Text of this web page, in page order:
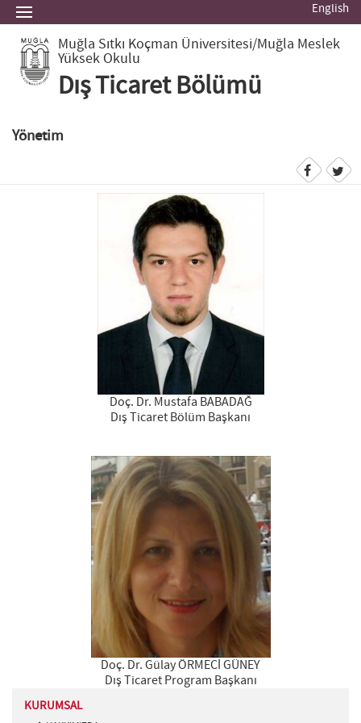
English
Muğla Sıtkı Koçman Üniversitesi/Muğla Meslek
Yüksek Okulu
Dış Ticaret Bölümü
Yönetim
Doç. Dr. Mustafa BABADAĞ
Dış Ticaret Bölüm Başkanı
Doç. Dr. Gülay ÖRMECİ GÜNEY
Dış Ticaret Program Başkanı
KURUMSAL